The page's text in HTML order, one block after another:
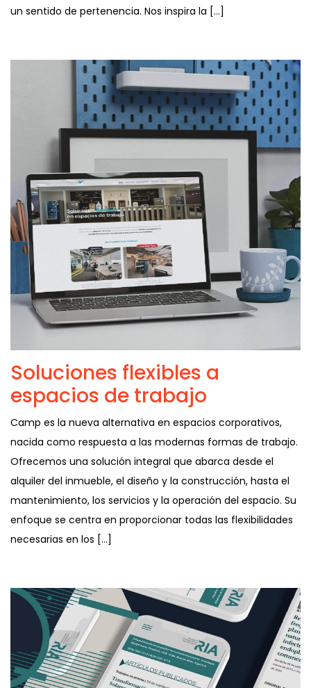
un sentido de pertenencia. Nos inspira la […]
Soluciones flexibles a
espacios de trabajo
Camp es la nueva alternativa en espacios corporativos,
nacida como respuesta a las modernas formas de trabajo.
Ofrecemos una solución integral que abarca desde el
alquiler del inmueble, el diseño y la construcción, hasta el
mantenimiento, los servicios y la operación del espacio. Su
enfoque se centra en proporcionar todas las flexibilidades
necesarias en los […]